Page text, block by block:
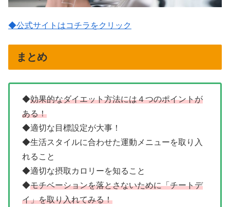
◆公式サイトはコチラをクリック
まとめ
◆効果的なダイエット方法には４つのポイントが
ある！
◆適切な目標設定が大事！
◆生活スタイルに合わせた運動メニューを取り入
れること
◆適切な摂取カロリーを知ること
◆モチベーションを落とさないために「チートデ
イ」を取り入れてみる！